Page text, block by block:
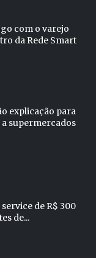
com o varejo
da Rede Smart
explicação para
supermercados
de R$ 300
de...